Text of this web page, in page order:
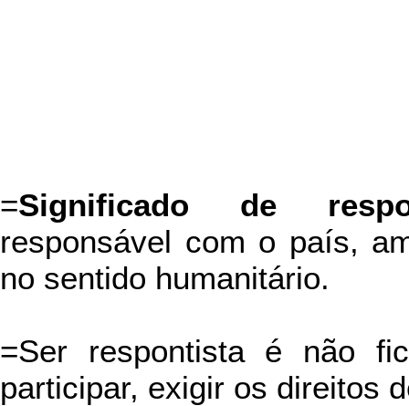
=Significado de
responsável com o país,
no sentido humanitário.
=Ser respontista é não
participar, exigir os direitos